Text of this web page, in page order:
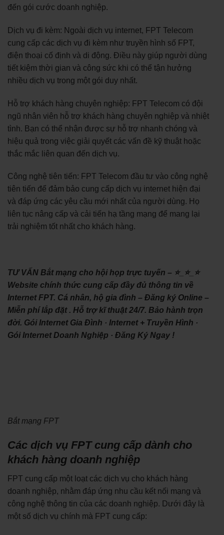
đến gói cước doanh nghiệp.
Dịch vụ đi kèm: Ngoài dịch vụ internet, FPT Telecom
cung cấp các dịch vụ đi kèm như truyền hình số FPT,
điện thoại cố định và di động. Điều này giúp người dùng
tiết kiệm thời gian và công sức khi có thể tận hưởng
nhiều dịch vụ trong một gói duy nhất.
Hỗ trợ khách hàng chuyên nghiệp: FPT Telecom có đội
ngũ nhân viên hỗ trợ khách hàng chuyên nghiệp và nhiệt
tình. Bạn có thể nhận được sự hỗ trợ nhanh chóng và
hiệu quả trong việc giải quyết các vấn đề kỹ thuật hoặc
thắc mắc liên quan đến dịch vụ.
Công nghệ tiên tiến: FPT Telecom đầu tư vào công nghệ
tiên tiến để đảm bảo cung cấp dịch vụ internet hiện đại
và đáp ứng các yêu cầu mới nhất của người dùng. Họ
liên tục nâng cấp và cải tiến hạ tầng mạng để mang lại
trải nghiệm tốt nhất cho khách hàng.
TƯ VẤN Bắt mạng cho hội họp trực tuyến – ⭐_⭐_⭐
Website chính thức cung cấp đầy đủ thông tin về
Internet FPT. Cá nhân, hộ gia đình – Đăng ký Online –
Miễn phí lắp đặt . Hỗ trợ kĩ thuật 24/7. Bảo hành trọn
đời. ‎Gói Internet Gia Đình · ‎Internet + Truyền Hình ·
‎Gói Internet Doanh Nghiệp · ‎Đăng Ký Ngay !
Bắt mạng FPT
Các dịch vụ FPT cung cấp dành cho
khách hàng doanh nghiệp
FPT cung cấp một loạt các dịch vụ cho khách hàng
doanh nghiệp, nhằm đáp ứng nhu cầu kết nối mạng và
công nghệ thông tin của các doanh nghiệp. Dưới đây là
một số dịch vụ chính mà FPT cung cấp: